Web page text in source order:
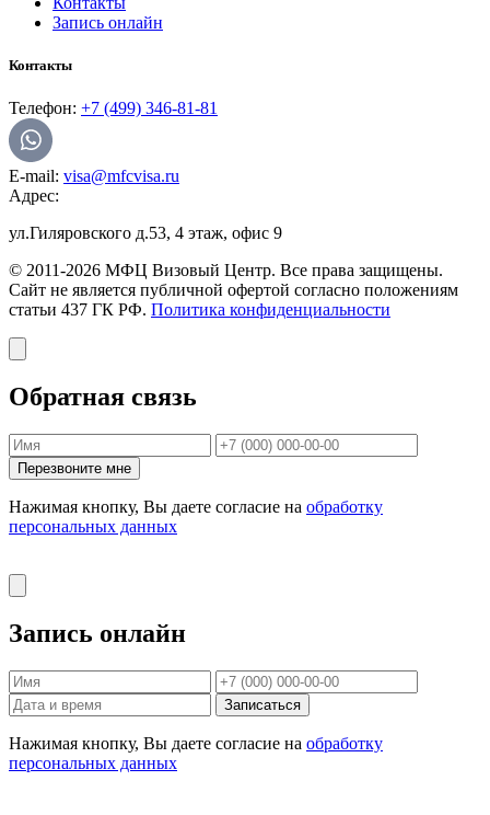
Запись онлайн
Контакты
Телефон: +7 (499) 346-81-81
E-mail: visa@mfcvisa.ru
Адрес:
ул.Гиляровского д.53, 4 этаж, офис 9
© 2011-2026 МФЦ Визовый Центр. Все права защищены.
Сайт не является публичной офертой согласно положениям
статьи 437 ГК РФ. Политика конфиденциальности
Обратная связь
Перезвоните мне
Нажимая кнопку, Вы даете согласие на обработку
персональных данных
Запись онлайн
Записаться
Нажимая кнопку, Вы даете согласие на обработку
персональных данных